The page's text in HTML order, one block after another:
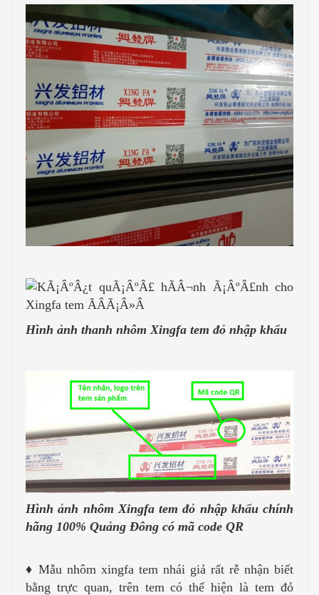
Hình ảnh thanh nhôm Xingfa tem đỏ nhập khẩu
Hình ảnh nhôm Xingfa tem đỏ nhập khẩu chính
hãng 100% Quảng Đông có mã code QR
♦ Mẫu nhôm xingfa tem nhái giả rất rễ nhận biết
bằng trực quan, trên tem có thể hiện là tem đỏ